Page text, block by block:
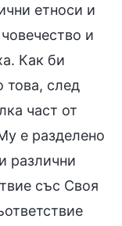
етноси и
и
Как би
това, след
част от
е разделено
различни
със Своя